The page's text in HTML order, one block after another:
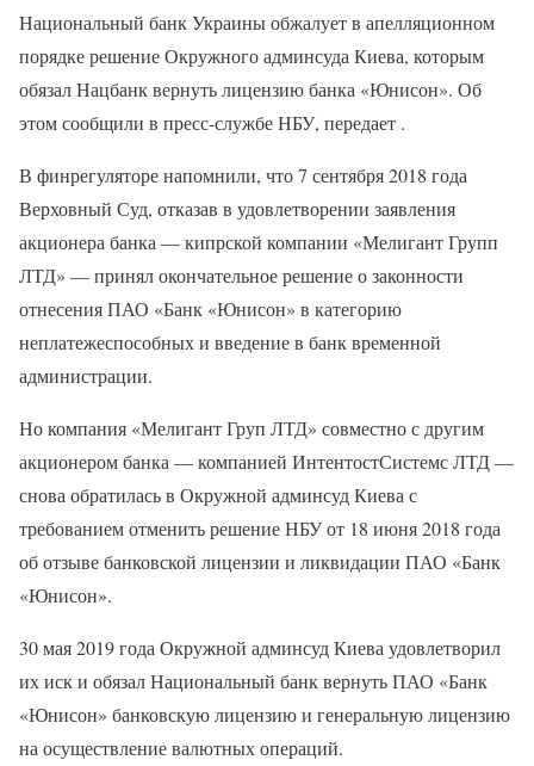
Национальный банк Украины обжалует в апелляционном
порядке решение Окружного админсуда Киева, которым
обязал Нацбанк вернуть лицензию банка «Юнисон». Об
этом сообщили в пресс-службе НБУ, передает .
В финрегуляторе напомнили, что 7 сентября 2018 года
Верховный Суд, отказав в удовлетворении заявления
акционера банка — кипрской компании «Мелигант Групп
ЛТД» — принял окончательное решение о законности
отнесения ПАО «Банк «Юнисон» в категорию
неплатежеспособных и введение в банк временной
администрации.
Но компания «Мелигант Груп ЛТД» совместно с другим
акционером банка — компанией ИнтентостСистемс ЛТД —
снова обратилась в Окружной админсуд Киева с
требованием отменить решение НБУ от 18 июня 2018 года
об отзыве банковской лицензии и ликвидации ПАО «Банк
«Юнисон».
30 мая 2019 года Окружной админсуд Киева удовлетворил
их иск и обязал Национальный банк вернуть ПАО «Банк
«Юнисон» банковскую лицензию и генеральную лицензию
на осуществление валютных операций.